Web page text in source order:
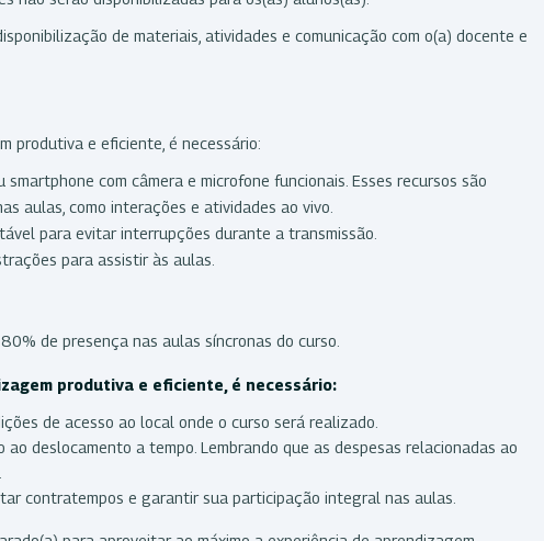
de materiais, atividades e comunicação com o(a) docente e
produtiva e eficiente, é necessário:
com câmera e microfone funcionais. Esses recursos são
aulas, como interações e atividades ao vivo.
para evitar interrupções durante a transmissão.
para assistir às aulas.
de presença nas aulas síncronas do curso.
produtiva e eficiente, é necessário:
de acesso ao local onde o curso será realizado.
deslocamento a tempo. Lembrando que as despesas relacionadas ao
contratempos e garantir sua participação integral nas aulas.